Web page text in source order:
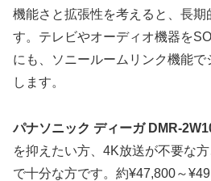
機能さと拡張性を考えると、長期
す。テレビやオーディオ機器を
にも、ソニールームリンク機能
します。
パナソニック ディーガ DMR-
を抑えたい方、4K放送が不要な
で十分な方です。約¥47,800～